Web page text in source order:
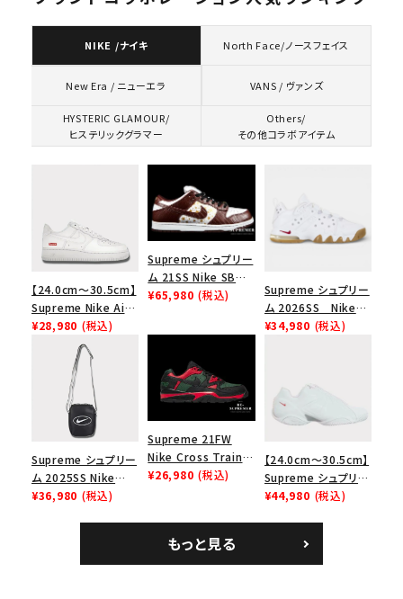
NIKE /ナイキ North Face/ノースフェイス
New Era / ニューエラ VANS / ヴァンズ
HYSTERIC GLAMOUR/
ヒステリックグラマー
Others/
その他コラボアイテム
【24.0cm～30.5cm】
Supreme Nike Air
Force 1 Low シュプ
リーム ナイキエアフォ
ース１スニーカー シ
ューズ ホワイト
¥28,980 (税込)
Supreme シュプリー
ム 21SS Nike SB
Dunk Low ナイキSB
¥65,980 (税込)
Supreme シュプリー
ム 2026SS Nike
SB Air Max 2 CB 94
¥34,980 (税込)
Supreme シュプリー
ム 2025SS Nike
Leather Shoulder
¥36,980 (税込)
Supreme 21FW
Nike Cross Trainer
Low ナイキクロスト
¥26,980 (税込)
【24.0cm～30.5cm】
Supreme シュプリー
ム 2023AW Nike
カー ホワイト 白
¥44,980 (税込)
もっと見る